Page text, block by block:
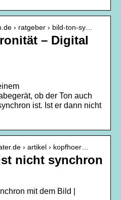
› ratgeber › bild-ton-sy…
– Digital
ob der Ton auch
ist. Ist er dann nicht
› artikel › kopfhoer…
nicht synchron
mit dem Bild |